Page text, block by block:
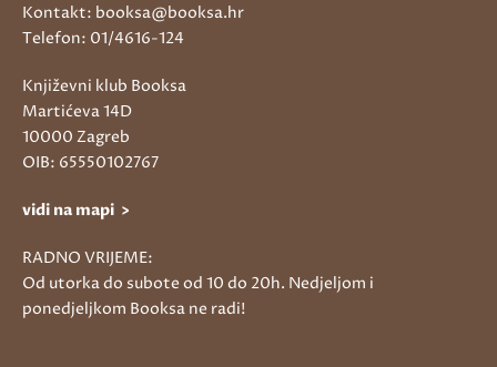
Kontakt: booksa@booksa.hr
Telefon: 01/4616-124
Književni klub Booksa
Martićeva 14D
10000 Zagreb
OIB: 65550102767
vidi na mapi >
RADNO VRIJEME:
Od utorka do subote od 10 do 20h. Nedjeljom i
ponedjeljkom Booksa ne radi!